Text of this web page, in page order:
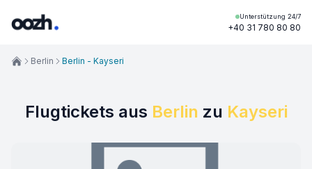
Unterstützung 24/7
+40 31 780 80 80
Flugtickets aus Berlin zu Kayseri
Berlin Berlin - Kayseri